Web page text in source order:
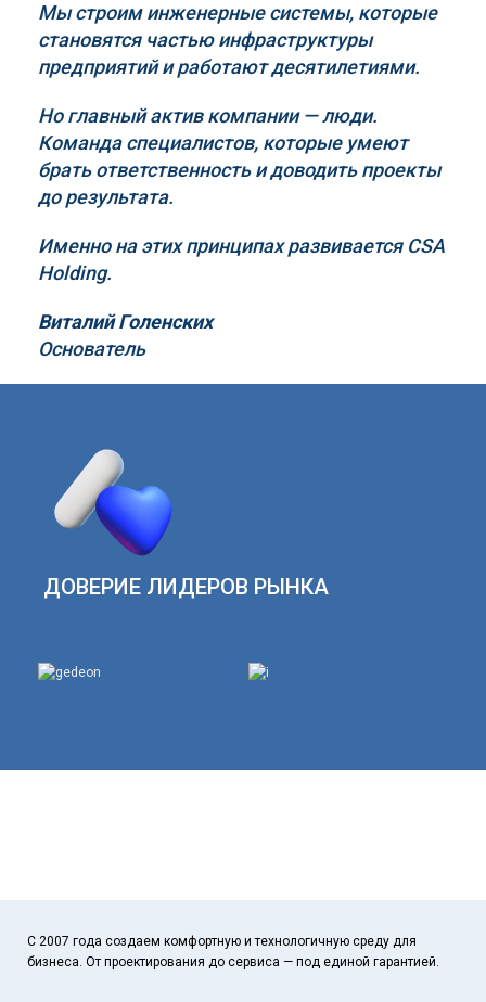
Мы строим инженерные системы, которые
становятся частью инфраструктуры
предприятий и работают десятилетиями.
Но главный актив компании — люди.
Команда специалистов, которые умеют
брать ответственность и доводить проекты
до результата.
Именно на этих принципах развивается CSA
Holding.
Виталий Голенских
Основатель
ДОВЕРИЕ ЛИДЕРОВ РЫНКА
С 2007 года создаем комфортную и технологичную среду для
бизнеса. От проектирования до сервиса — под единой гарантией.